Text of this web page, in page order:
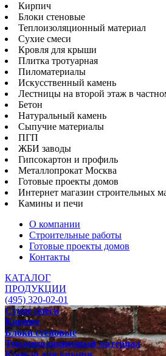
Кирпич
Блоки стеновые
Теплоизоляционный материал
Сухие смеси
Кровля для крыши
Плитка тротуарная
Пиломатериалы
Искусственный камень
Лестницы на второй этаж в
Бетон
Натуральный камень
Сыпучие материалы
ПГП
ЖБИ заводы
Гипсокартон и профиль
Металлопрокат Москва
Готовые проекты домов
Интернет магазин строительных
Камины и печи
О компании
Строительные работы
Готовые проекты домов
Контакты
КАТАЛОГ
ПРОДУКЦИИ
(495) 320-02-01
Сухие смеси
Кирпич
Блоки стеновые
Теплоизоляционный материал